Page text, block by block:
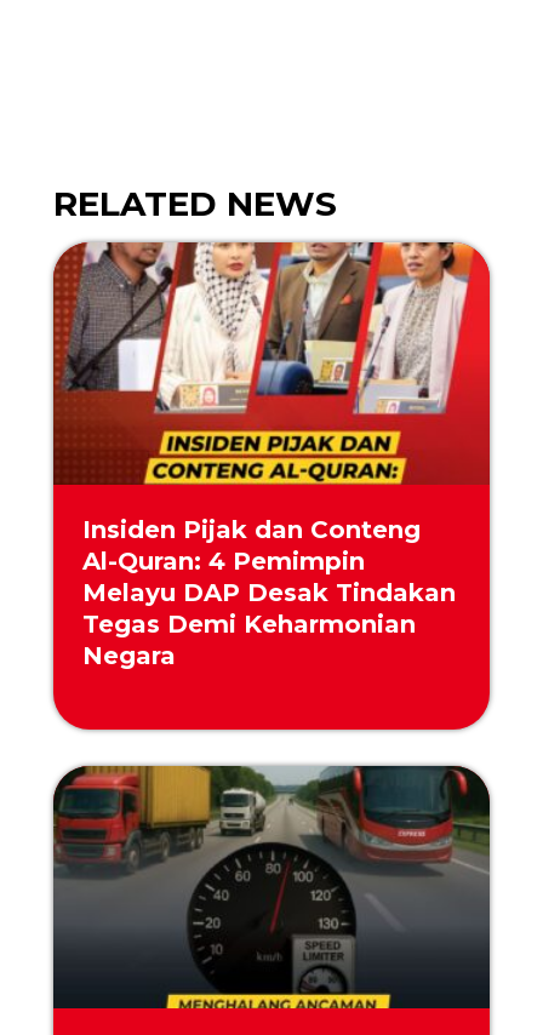
Insiden Pijak dan Conteng
Al-Quran: 4 Pemimpin
Melayu DAP Desak Tindakan
Tegas Demi Keharmonian
Negara